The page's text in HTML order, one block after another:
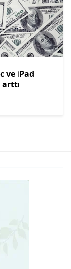
ve iPad
arttı